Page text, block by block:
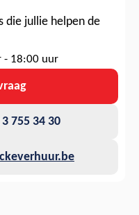
die jullie helpen de
- 18:00 uur
755 34 30